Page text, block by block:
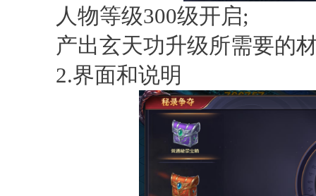
人物等级300级开启;
产出玄天功升级所需要的
2.界面和说明